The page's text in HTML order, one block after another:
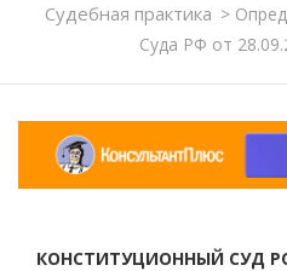
Судебная практика >
Суда РФ от
КОНСТИТУЦИОННЫЙ СУД